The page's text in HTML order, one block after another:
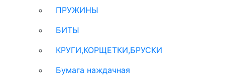
ПРУЖИНЫ
БИТЫ
КРУГИ,КОРЩЕТКИ,БРУСКИ
Бумага наждачная